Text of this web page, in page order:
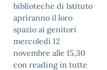
biblioteche di Istituto
apriranno il loro
spazio ai genitori
mercoledì 12
novembre alle 15,30
con reading in tutte